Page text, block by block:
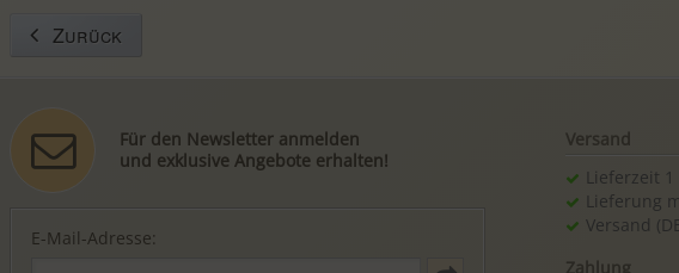
Zurück
Für den Newsletter anmelden
und exklusive Angebote erhalten!
E-Mail-Adresse:
Versand
Lieferzeit
Lieferung
Versand
Zahlung